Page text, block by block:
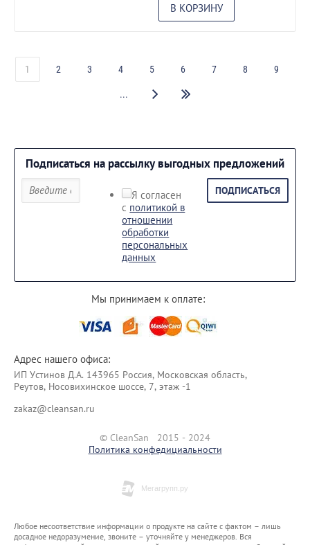
В КОРЗИНУ
1 2 3 4 5 6 7 8 9
...
Подписаться на рассылку выгодных предложений
Я согласен
с политикой в
отношении
обработки
персональных
данных
ПОДПИСАТЬСЯ
Мы принимаем к оплате:
Адрес нашего офиса:
ИП Уcтинoв Д.А. 143965 Россия, Московская область,
Реутов, Носовихинское шоссе, 7, этаж -1
zakaz@cleansan.ru
© CleanSan 2015 - 2024
Политика конфедициальности
Любое несоответствие информации о продукте на сайте с фактом – лишь
досадное недоразумение, звоните – уточняйте у менеджеров. Вся